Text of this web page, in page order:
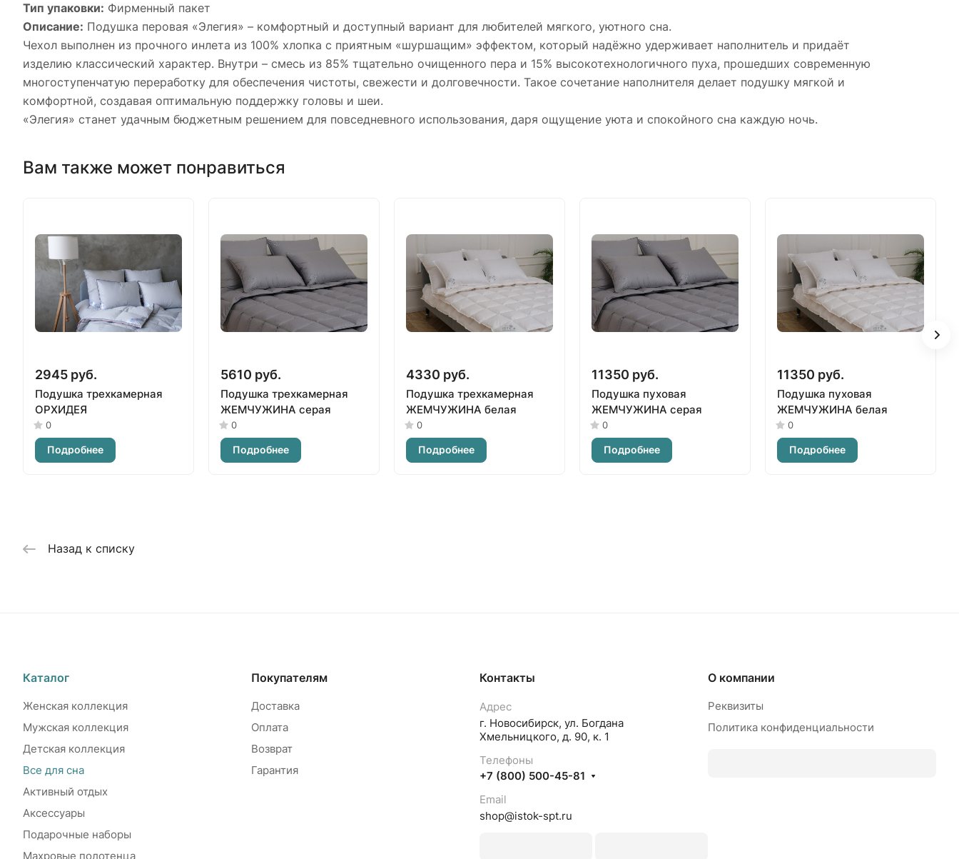
Тип упаковки: Фирменный пакет
Описание: Подушка перовая «Элегия» – комфортный и доступный вариант для любителей мягкого, уютного сна.
Чехол выполнен из прочного инлета из 100% хлопка с приятным «шуршащим» эффектом, который надёжно удерживает наполнитель и придаёт
изделию классический характер. Внутри – смесь из 85% тщательно очищенного пера и 15% высокотехнологичного пуха, прошедших современную
многоступенчатую переработку для обеспечения чистоты, свежести и долговечности. Такое сочетание наполнителя делает подушку мягкой и
комфортной, создавая оптимальную поддержку головы и шеи.
«Элегия» станет удачным бюджетным решением для повседневного использования, даря ощущение уюта и спокойного сна каждую ночь.
Вам также может понравиться
2945 руб.
Подушка трехкамерная
ОРХИДЕЯ
0
Подробнее
5610 руб.
Подушка трехкамерная
ЖЕМЧУЖИНА серая
0
Подробнее
4330 руб.
Подушка трехкамерная
ЖЕМЧУЖИНА белая
0
Подробнее
11350 руб.
Подушка пуховая
ЖЕМЧУЖИНА серая
0
Подробнее
11350 руб.
Подушка пуховая
ЖЕМЧУЖИНА белая
0
Подробнее
Назад к списку
Каталог
Женская коллекция
Мужская коллекция
Детская коллекция
Все для сна
Активный отдых
Аксессуары
Подарочные наборы
Махровые полотенца
Покупателям
Доставка
Оплата
Возврат
Гарантия
Контакты
Адрес
г. Новосибирск, ул. Богдана
Хмельницкого, д. 90, к. 1
Телефоны
+7 (800) 500-45-81
Email
shop@istok-spt.ru
О компании
Реквизиты
Политика конфиденциальности